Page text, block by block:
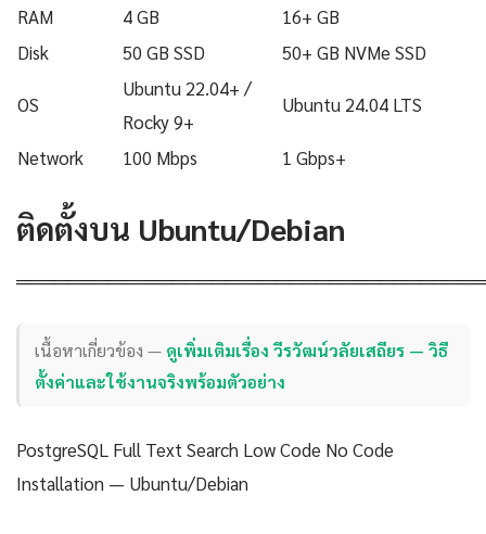
RAM
4 GB
16+ GB
Disk
50 GB SSD 50+ GB NVMe SSD
OS
Ubuntu 22.04+ /
Rocky 9+
Ubuntu 24.04 LTS
Network 100 Mbps 1 Gbps+
ติดตั้งบน Ubuntu/Debian
เนื้อหาเกี่ยวข้อง — ดูเพิ่มเติมเรื่อง วีรวัฒน์วลัยเสถียร — วิธี
ตั้งค่าและใช้งานจริงพร้อมตัวอย่าง
PostgreSQL Full Text Search Low Code No Code
Installation — Ubuntu/Debian